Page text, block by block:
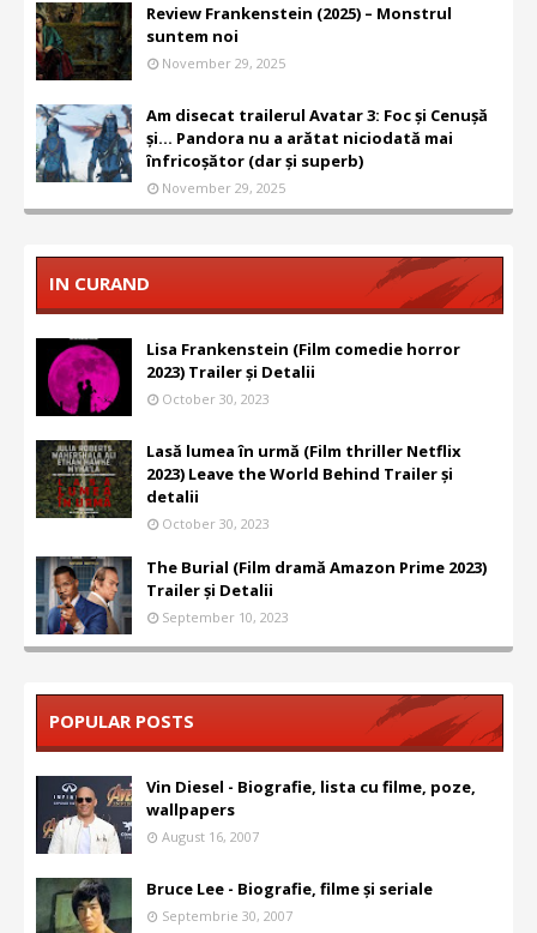
Review Frankenstein (2025) – Monstrul
suntem noi
November 29, 2025
Am disecat trailerul Avatar 3: Foc și Cenușă
și... Pandora nu a arătat niciodată mai
înfricoșător (dar și superb)
November 29, 2025
IN CURAND
Lisa Frankenstein (Film comedie horror
2023) Trailer și Detalii
October 30, 2023
Lasă lumea în urmă (Film thriller Netflix
2023) Leave the World Behind Trailer și
detalii
October 30, 2023
The Burial (Film dramă Amazon Prime 2023)
Trailer și Detalii
September 10, 2023
POPULAR POSTS
Vin Diesel - Biografie, lista cu filme, poze,
wallpapers
August 16, 2007
Bruce Lee - Biografie, filme și seriale
Septembrie 30, 2007